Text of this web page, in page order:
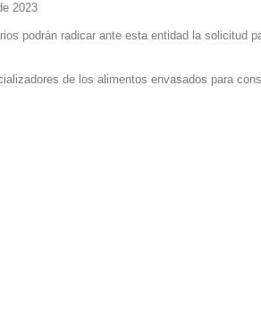
2023
podrán radicar ante esta entidad la solicitud
de los alimentos envasados para